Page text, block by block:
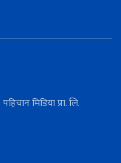
मिडिया प्रा. लि.